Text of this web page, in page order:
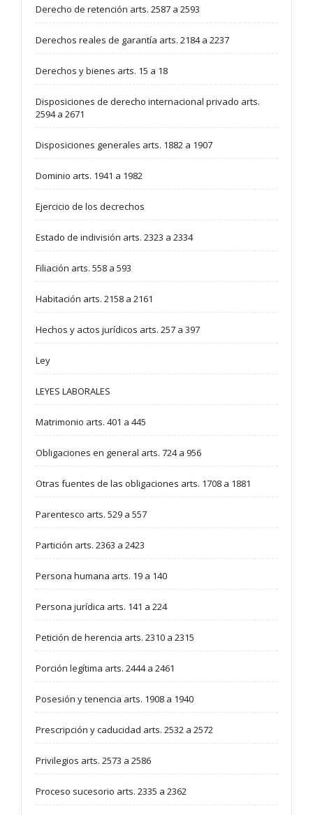
Derecho de retención arts. 2587 a 2593
Derechos reales de garantía arts. 2184 a 2237
Derechos y bienes arts. 15 a 18
Disposiciones de derecho internacional privado arts.
2594 a 2671
Disposiciones generales arts. 1882 a 1907
Dominio arts. 1941 a 1982
Ejercicio de los decrechos
Estado de indivisión arts. 2323 a 2334
Filiación arts. 558 a 593
Habitación arts. 2158 a 2161
Hechos y actos jurídicos arts. 257 a 397
Ley
LEYES LABORALES
Matrimonio arts. 401 a 445
Obligaciones en general arts. 724 a 956
Otras fuentes de las obligaciones arts. 1708 a 1881
Parentesco arts. 529 a 557
Partición arts. 2363 a 2423
Persona humana arts. 19 a 140
Persona jurídica arts. 141 a 224
Petición de herencia arts. 2310 a 2315
Porción legítima arts. 2444 a 2461
Posesión y tenencia arts. 1908 a 1940
Prescripción y caducidad arts. 2532 a 2572
Privilegios arts. 2573 a 2586
Proceso sucesorio arts. 2335 a 2362